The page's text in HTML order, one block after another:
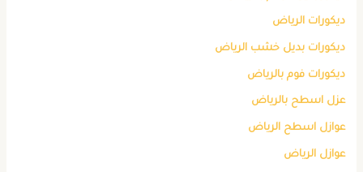
ديكورات الرياض
ديكورات بديل خشب الرياض
ديكورات فوم بالرياض
عزل اسطح بالرياض
عوازل اسطح الرياض
عوازل الرياض